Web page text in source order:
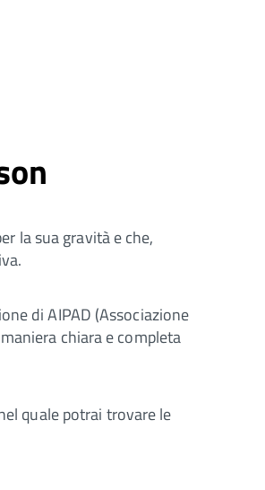
la sua gravità e che,
di AIPAD (Associazione
chiara e completa
quale potrai trovare le